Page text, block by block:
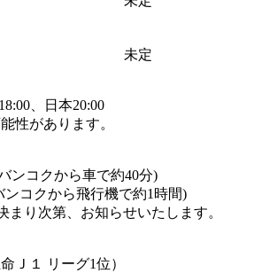
未定
、日本20:00
性があります。
ンコクから車で約40分)
コクから飛行機で約1時間)
り次第、お知らせいたします。
Ｊ１ リーグ1位）